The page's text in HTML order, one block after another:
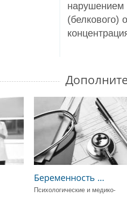
нарушением
(белкового)
Беременность …
Психологические и медико-